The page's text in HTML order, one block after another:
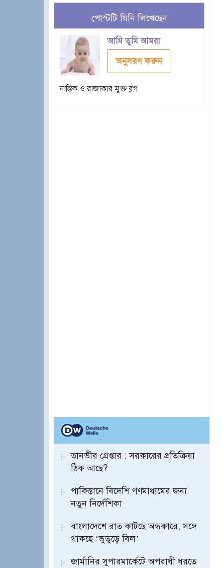
পোস্টটি যিনি লিখেছেন
আমি তুমি আমরা
অনুসরণ করুন
নাস্তিক ও রাজাকার মুক্ত ব্লগ
তানভীর গ্রেপ্তার : সরকারের প্রতিক্রিয়া
ঠিক আছে?
পাকিস্তানে বিদেশি গণমাধ্যমের জন্য
নতুন নির্দেশিকা
বাংলাদেশে রাত কাটছে অন্ধকারে, সঙ্গে
থাকছে ‘ভুতুড়ে বিল’
জার্মানির সুপারমার্কেটে অপরাধী ধরতে